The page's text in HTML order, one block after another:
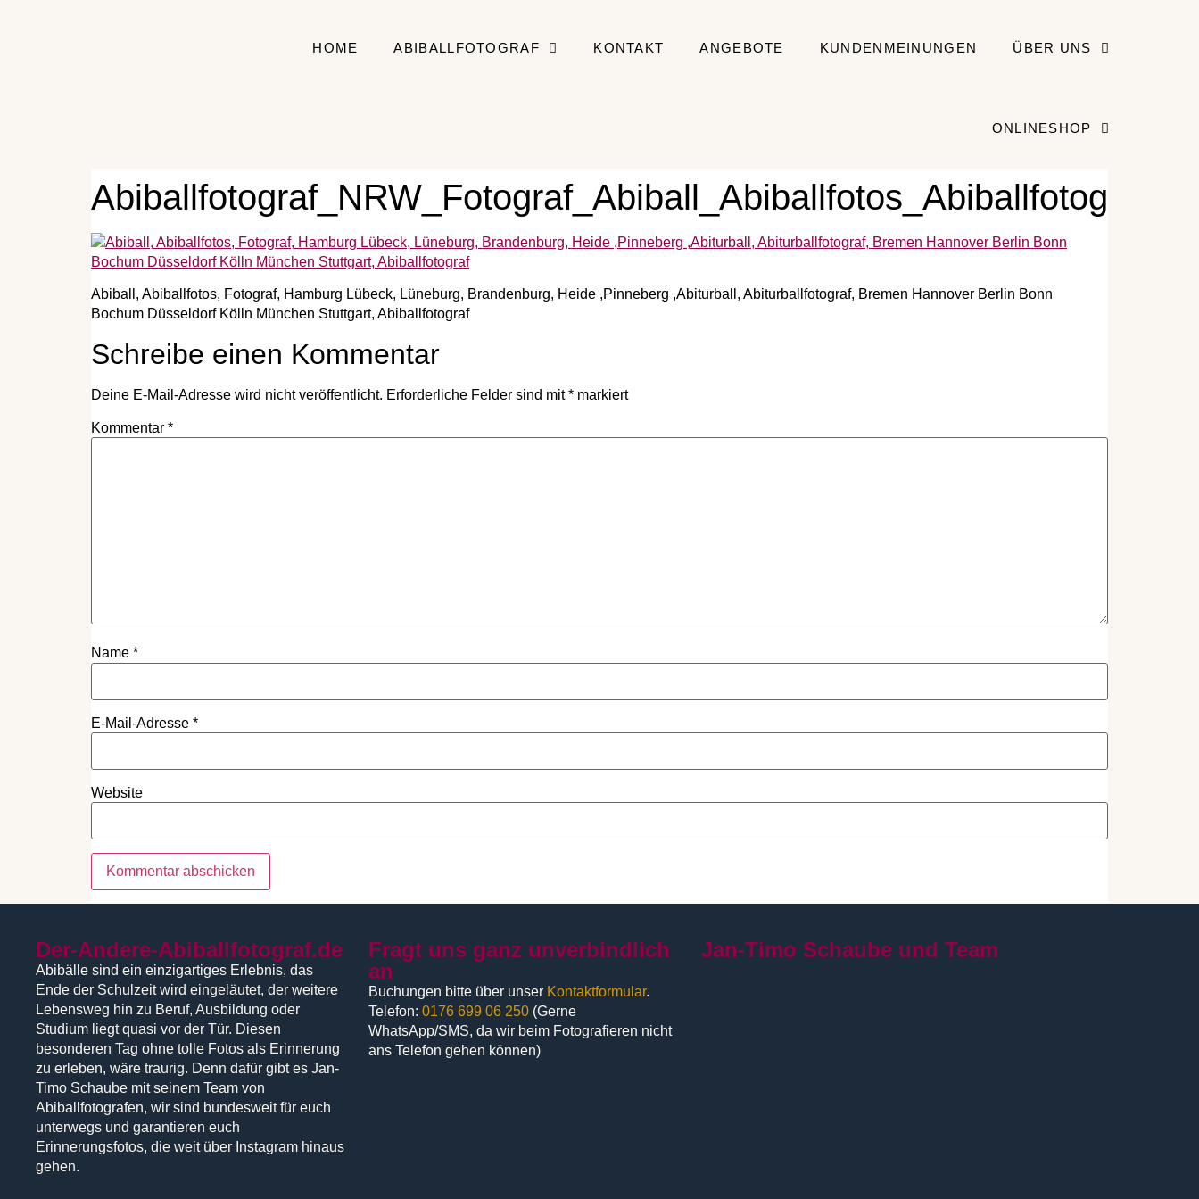
HOME ABIBALLFOTOGRAF KONTAKT ANGEBOTE KUNDENMEINUNGEN ÜBER UNS
ONLINESHOP
Abiball, Abiballfotos, Fotograf, Hamburg Lübeck, Lüneburg, Brandenburg, Heide ,Pinneberg ,Abiturball, Abiturballfotograf, Bremen Hannover Berlin Bonn
Bochum Düsseldorf Kölln München Stuttgart, Abiballfotograf
Schreibe einen Kommentar
Deine E-Mail-Adresse wird nicht veröffentlicht. Erforderliche Felder sind mit* markiert
Kommentar *
Name *
E-Mail-Adresse *
Website
Der-Andere-Abiballfotograf.de
Abibälle sind ein einzigartiges Erlebnis, das
Ende der Schulzeit wird eingeläutet, der weitere
Lebensweg hin zu Beruf, Ausbildung oder
Studium liegt quasi vor der Tür. Diesen
besonderen Tag ohne tolle Fotos als Erinnerung
zu erleben, wäre traurig. Denn dafür gibt es Jan-
Timo Schaube mit seinem Team von
Abiballfotografen, wir sind bundesweit für euch
unterwegs und garantieren euch
Erinnerungsfotos, die weit über Instagram hinaus
gehen.
Fragt uns ganz unverbindlich
an
Buchungen bitte über unser Kontaktformular.
Telefon: 0176 699 06 250(Gerne
WhatsApp/SMS, da wir beim Fotografieren nicht
ans Telefon gehen können)
Jan-Timo Schaube und Team